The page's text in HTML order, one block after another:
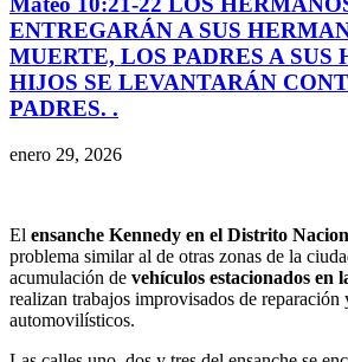
ENTREGARÁN A SUS
MUERTE, LOS PADRES A SUS
HIJOS SE LEVANTARÁN
PADRES. .
enero 29, 2026
El ensanche Kennedy en el Distrito
problema similar al de otras zonas de la
acumulación de vehículos estacionados en
realizan trabajos improvisados de reparación
automovilísticos.